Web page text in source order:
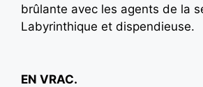
brûlante avec les agents de la
Labyrinthique et dispendieuse.
EN VRAC.